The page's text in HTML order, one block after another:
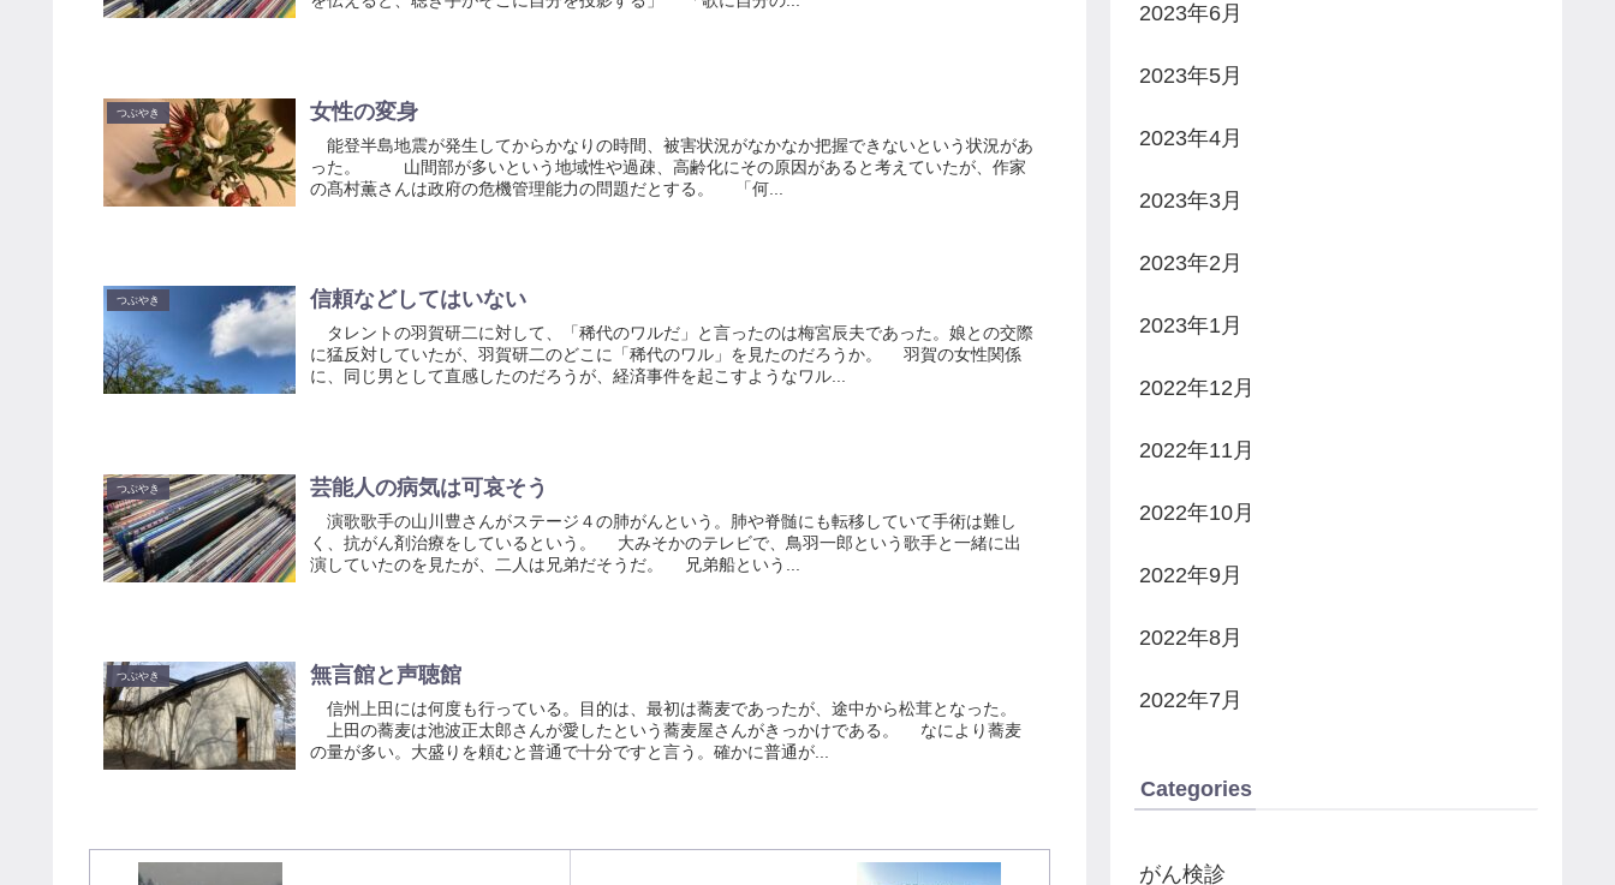
つぶやき 女性の変身
能登半島地震が発生してからかなりの時間、被害状況がなかなか把握できないという状況があ
った。 山間部が多いという地域性や過疎、高齢化にその原因があると考えていたが、作家
の髙村薫さんは政府の危機管理能力の問題だとする。 「何...
つぶやき 信頼などしてはいない
タレントの羽賀研二に対して、「稀代のワルだ」と言ったのは梅宮辰夫であった。娘との交際
に猛反対していたが、羽賀研二のどこに「稀代のワル」を見たのだろうか。 羽賀の女性関係
に、同じ男として直感したのだろうが、経済事件を起こすようなワル...
つぶやき 芸能人の病気は可哀そう
演歌歌手の山川豊さんがステージ４の肺がんという。肺や脊髄にも転移していて手術は難し
く、抗がん剤治療をしているという。 大みそかのテレビで、鳥羽一郎という歌手と一緒に出
演していたのを見たが、二人は兄弟だそうだ。 兄弟船という...
つぶやき 無言館と声聴館
信州上田には何度も行っている。目的は、最初は蕎麦であったが、途中から松茸となった。
上田の蕎麦は池波正太郎さんが愛したという蕎麦屋さんがきっかけである。 なにより蕎麦
の量が多い。大盛りを頼むと普通で十分ですと言う。確かに普通が...
2023年6月
2023年5月
2023年4月
2023年3月
2023年2月
2023年1月
2022年12月
2022年11月
2022年10月
2022年9月
2022年8月
2022年7月
Categories
がん検診